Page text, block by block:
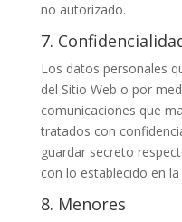
no autorizado.
7.
Los datos personales
del Sitio Web o por
comunicaciones que
tratados con
guardar secreto
con lo establecido en
8. Menores